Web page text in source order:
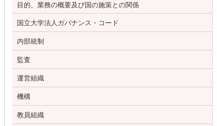
目的、業務の概要及び国の施策との関係
国立大学法人ガバナンス・コード
内部統制
監査
運営組織
機構
教員組織